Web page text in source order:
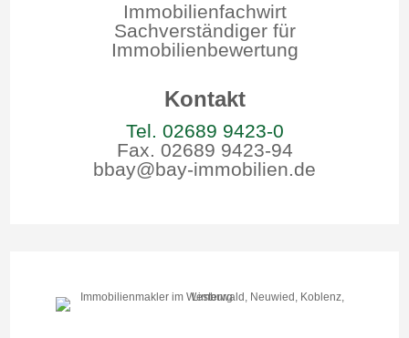
Immobilienfachwirt
Sachverständiger für
Immobilienbewertung
Kontakt
Tel. 02689 9423-0
Fax. 02689 9423-94
bbay@bay-immobilien.de